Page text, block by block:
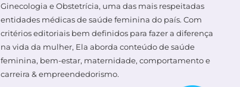
Ginecologia e Obstetrícia, uma das mais respeitadas
entidades médicas de saúde feminina do país. Com
critérios editoriais bem definidos para fazer a diferença
na vida da mulher, Ela aborda conteúdo de saúde
feminina, bem-estar, maternidade, comportamento e
carreira & empreendedorismo.